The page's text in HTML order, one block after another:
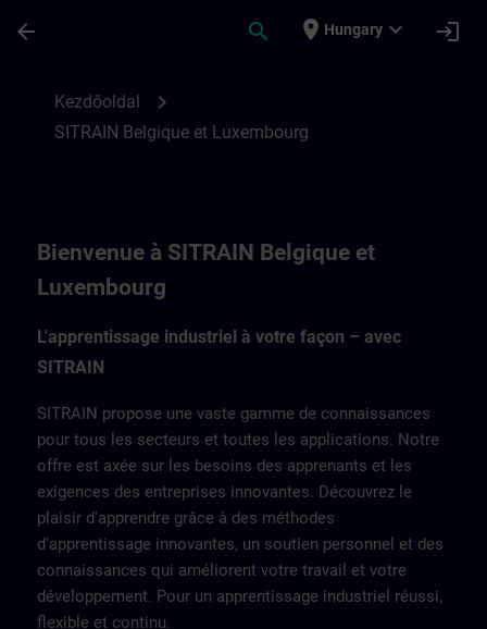
arrow_back search place Hungary expand_more login
Kezdőoldal chevron_right
SITRAIN Belgique et Luxembourg
Bienvenue à SITRAIN Belgique et
Luxembourg
L'apprentissage industriel à votre façon – avec
SITRAIN
SITRAIN propose une vaste gamme de connaissances
pour tous les secteurs et toutes les applications. Notre
offre est axée sur les besoins des apprenants et les
exigences des entreprises innovantes. Découvrez le
plaisir d'apprendre grâce à des méthodes
d'apprentissage innovantes, un soutien personnel et des
connaissances qui améliorent votre travail et votre
développement. Pour un apprentissage industriel réussi,
flexible et continu.